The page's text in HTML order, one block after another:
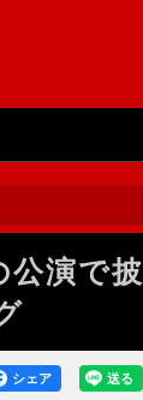
公演で披
送る
シェア